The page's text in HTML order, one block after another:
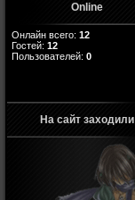
Online
Онлайн всего: 12
Гостей: 12
Пользователей: 0
На сайт заходили